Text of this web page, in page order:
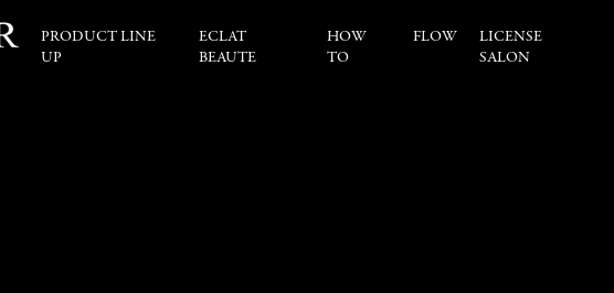
PRODUCT LINE
UP
ECLAT
BEAUTE
HOW
TO
FLOW
LICENSE
SALON